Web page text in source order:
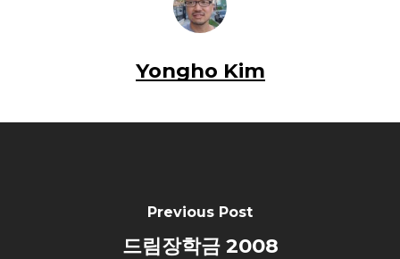
Yongho Kim
Previous Post
드림장학금 2008